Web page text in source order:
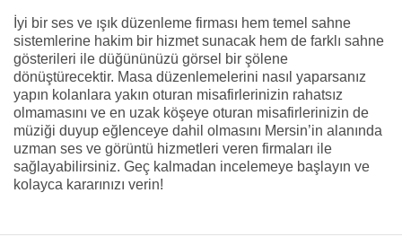
İyi bir ses ve ışık düzenleme firması hem temel sahne
sistemlerine hakim bir hizmet sunacak hem de farklı sahne
gösterileri ile düğününüzü görsel bir şölene
dönüştürecektir. Masa düzenlemelerini nasıl yaparsanız
yapın kolanlara yakın oturan misafirlerinizin rahatsız
olmamasını ve en uzak köşeye oturan misafirlerinizin de
müziği duyup eğlenceye dahil olmasını Mersin’in alanında
uzman ses ve görüntü hizmetleri veren firmaları ile
sağlayabilirsiniz. Geç kalmadan incelemeye başlayın ve
kolayca kararınızı verin!